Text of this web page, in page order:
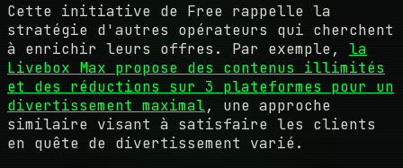
Cette initiative de Free rappelle la
stratégie d'autres opérateurs qui cherchent
à enrichir leurs offres. Par exemple, la
Livebox Max propose des contenus illimités
et des réductions sur 3 plateformes pour un
divertissement maximal, une approche
similaire visant à satisfaire les clients
en quête de divertissement varié.